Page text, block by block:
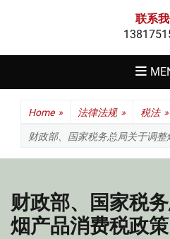
联系
Home » 法律法规 » 税法 »
财政部、国家税务总局关于调
财政部、国家税
烟产品消费税政